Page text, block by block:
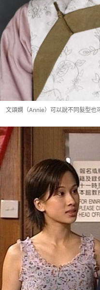
文頌嫻（Annie）可以說不同髮型也